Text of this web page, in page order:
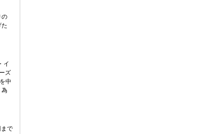
の
イ
ズ
中
為
で